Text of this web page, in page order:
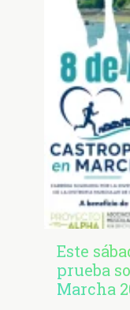
Este
prueba
Marcha